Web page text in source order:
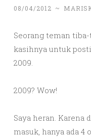
08/04/2012 ~
Seorang teman
kasihnya untuk
2009.
2009? Wow!
Saya heran.
masuk, hanya ada 4